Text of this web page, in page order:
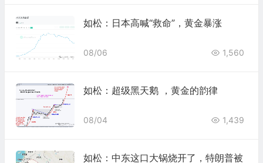
如松：日本高喊“救命”，黄金暴涨
08/06 1,560
如松：超级黑天鹅 ，黄金的韵律
08/04 1,439
如松：中东这口大锅烧开了，特朗普被